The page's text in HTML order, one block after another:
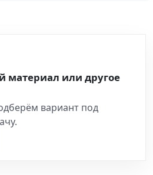
материал или другое
вариант под